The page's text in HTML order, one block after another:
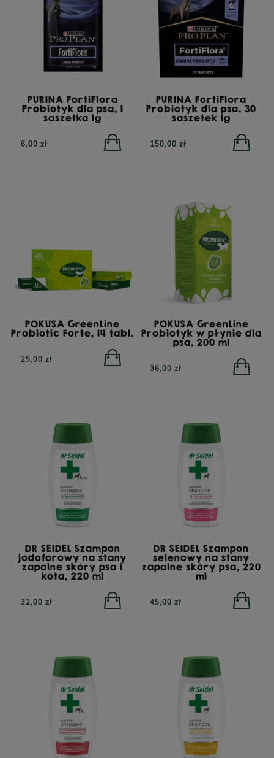
TRIBAL Fresh Pressed
psów, 12 kg
GrainFree Mono Insect,
bezzbożowa sucha
karma dla psów z
insektami, 12 kg
450,00 złDOSTĘPNOŚCI
26,90 zł
POWIADOM O
DOSTĘPNOŚCI
23,90 zł
PURINA FortiFlora
Probiotyk dla psa, 1
saszetka 1g
6,00 zł
PURINA FortiFlora
Probiotyk dla psa, 30
saszetek 1g
150,00 zł
POKUSA GreenLine
Probiotic Forte, 14 tabl.
25,00 zł
POKUSA GreenLine
Probiotyk w płynie dla
psa, 200 ml
36,00 zł
DR SEIDEL Szampon
jodoforowy na stany
zapalne skóry psa i
kota, 220 ml
32,00 zł
DR SEIDEL Szampon
selenowy na stany
zapalne skóry psa, 220
ml
45,00 zł